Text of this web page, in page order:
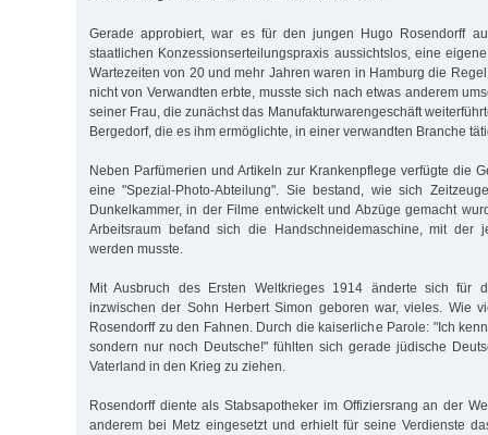
Gerade approbiert, war es für den jungen Hugo Rosendorff
staatlichen Konzessionserteilungspraxis aussichtslos, eine
Wartezeiten von 20 und mehr Jahren waren in Hamburg die
nicht von Verwandten erbte, musste sich nach etwas anderem
seiner Frau, die zunächst das Manufakturwarengeschäft
Bergedorf, die es ihm ermöglichte, in einer verwandten Branche
Neben Parfümerien und Artikeln zur Krankenpflege verfügte die
eine "Spezial-Photo-Abteilung". Sie bestand, wie sich
Dunkelkammer, in der Filme entwickelt und Abzüge gemacht
Arbeitsraum befand sich die Handschneidemaschine, mit der
werden musste.
Mit Ausbruch des Ersten Weltkrieges 1914 änderte sich für
inzwischen der Sohn Herbert Simon geboren war, vieles. Wie
Rosendorff zu den Fahnen. Durch die kaiserliche Parole: "Ich
sondern nur noch Deutsche!" fühlten sich gerade jüdische
Vaterland in den Krieg zu ziehen.
Rosendorff diente als Stabsapotheker im Offiziersrang an der
anderem bei Metz eingesetzt und erhielt für seine Verdienste